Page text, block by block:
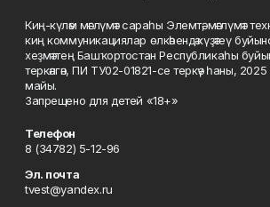
Киң-күләм мәғлүмәт сараһы Элемтә, мәғлүмәт
киң коммуникациялар өлкәһендә күҙәтеү
хеҙмәттең Башҡортостан Республикаһы
теркәлгән, ПИ ТУ02-01821-се теркәү һаны,
майы.
Запрещено для детей «18+»
Телефон
8 (34782) 5-12-96
Эл. почта
tvest@yandex.ru